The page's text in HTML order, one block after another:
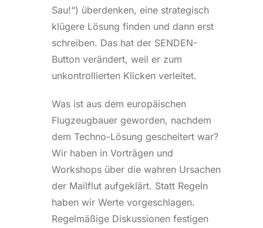
Sau!“) überdenken, eine strategisch
klügere Lösung finden und dann erst
schreiben. Das hat der SENDEN-
Button verändert, weil er zum
unkontrollierten Klicken verleitet.
Was ist aus dem europäischen
Flugzeugbauer geworden, nachdem
dem Techno-Lösung gescheitert war?
Wir haben in Vorträgen und
Workshops über die wahren Ursachen
der Mailflut aufgeklärt. Statt Regeln
haben wir Werte vorgeschlagen.
Regelmäßige Diskussionen festigen